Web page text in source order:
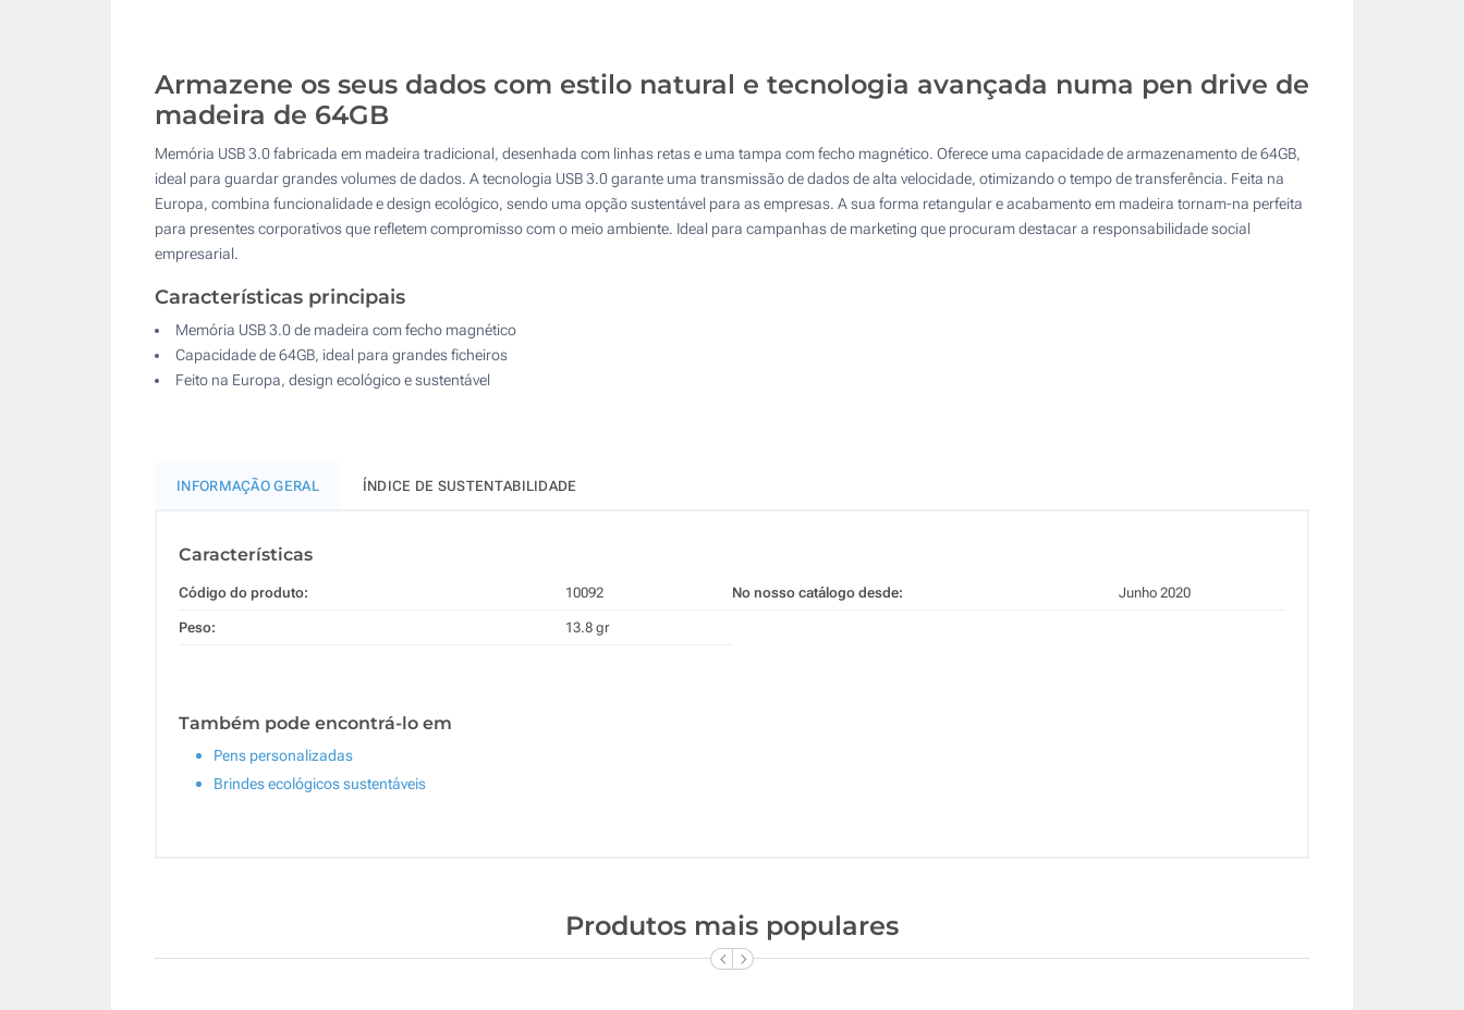
Serigrafia a 4 Cores
Sem marcação
Serigrafia a 3 Cores
Gravação Laser
Sem marcação
125
500
Outra :
Armazene os seus dados com estilo natural e tecnologia avançada numa pen drive de
madeira de 64GB
Memória USB 3.0 fabricada em madeira tradicional, desenhada com linhas retas e uma tampa com fecho magnético. Oferece uma capacidade de armazenamento de 64GB,
ideal para guardar grandes volumes de dados. A tecnologia USB 3.0 garante uma transmissão de dados de alta velocidade, otimizando o tempo de transferência. Feita na
Europa, combina funcionalidade e design ecológico, sendo uma opção sustentável para as empresas. A sua forma retangular e acabamento em madeira tornam-na perfeita
para presentes corporativos que refletem compromisso com o meio ambiente. Ideal para campanhas de marketing que procuram destacar a responsabilidade social
empresarial.
Características principais
Memória USB 3.0 de madeira com fecho magnético
Capacidade de 64GB, ideal para grandes ficheiros
Feito na Europa, design ecológico e sustentável
INFORMAÇÃO GERAL ÍNDICE DE SUSTENTABILIDADE
Características
Código do produto: 10092
Peso: 13.8 gr
No nosso catálogo desde: Junho 2020
Também pode encontrá-lo em
Pens personalizadas
Brindes ecológicos sustentáveis
Produtos mais populares